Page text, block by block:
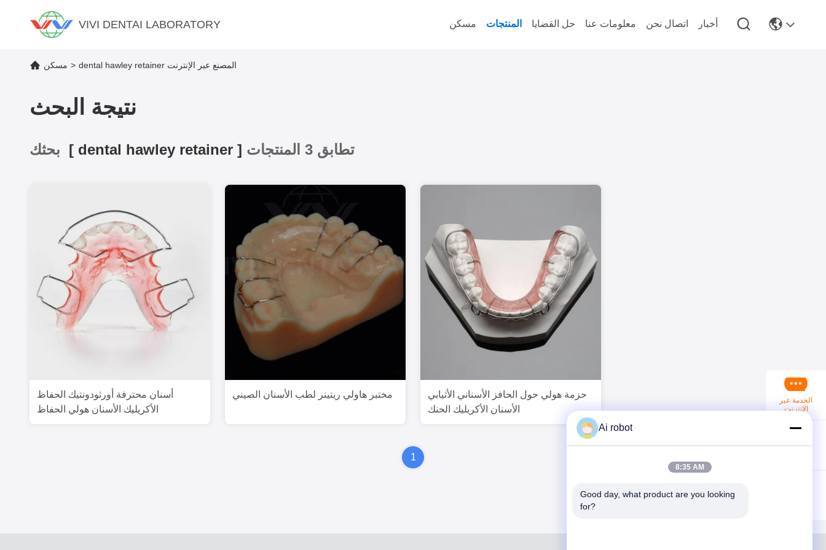
VIVI DENTAI LABORATORY مسكن المنتجات حل القضايا معلومات عنا اتصال نحن أخبار
مسكن > dental hawley retainer المصنع عبر الإنترنت
نتيجة البحث
[ dental hawley retainer ] تطابق 3 المنتجات
أسنان محترفة أورثودونتيك الحفاظ
الأكريليك الأسنان هولي الحفاظ
مختبر هاولي ريتينر لطب الأسنان الصيني
حزمة هولي حول الحافز الأسناني الأثيابي
الأسنان الأكريليك الحنك
1
الخدمة عبر
الإنترنت
Ai robot
8:35 AM
Good day, what product are you looking
for?